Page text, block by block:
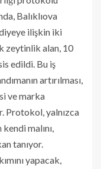
Balıklıova
ilişkin iki
zeytinlik alan, 10
edildi. Bu iş
artırılması,
ve marka
Protokol, yalnızca
malını,
tanıyor.
yapacak,